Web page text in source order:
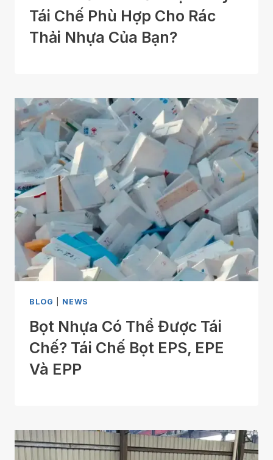
Tái Chế Phù Hợp Cho Rác
Thải Nhựa Của Bạn?
BLOG NEWS
Bọt Nhựa Có Thể Được Tái
Chế? Tái Chế Bọt EPS, EPE
Và EPP